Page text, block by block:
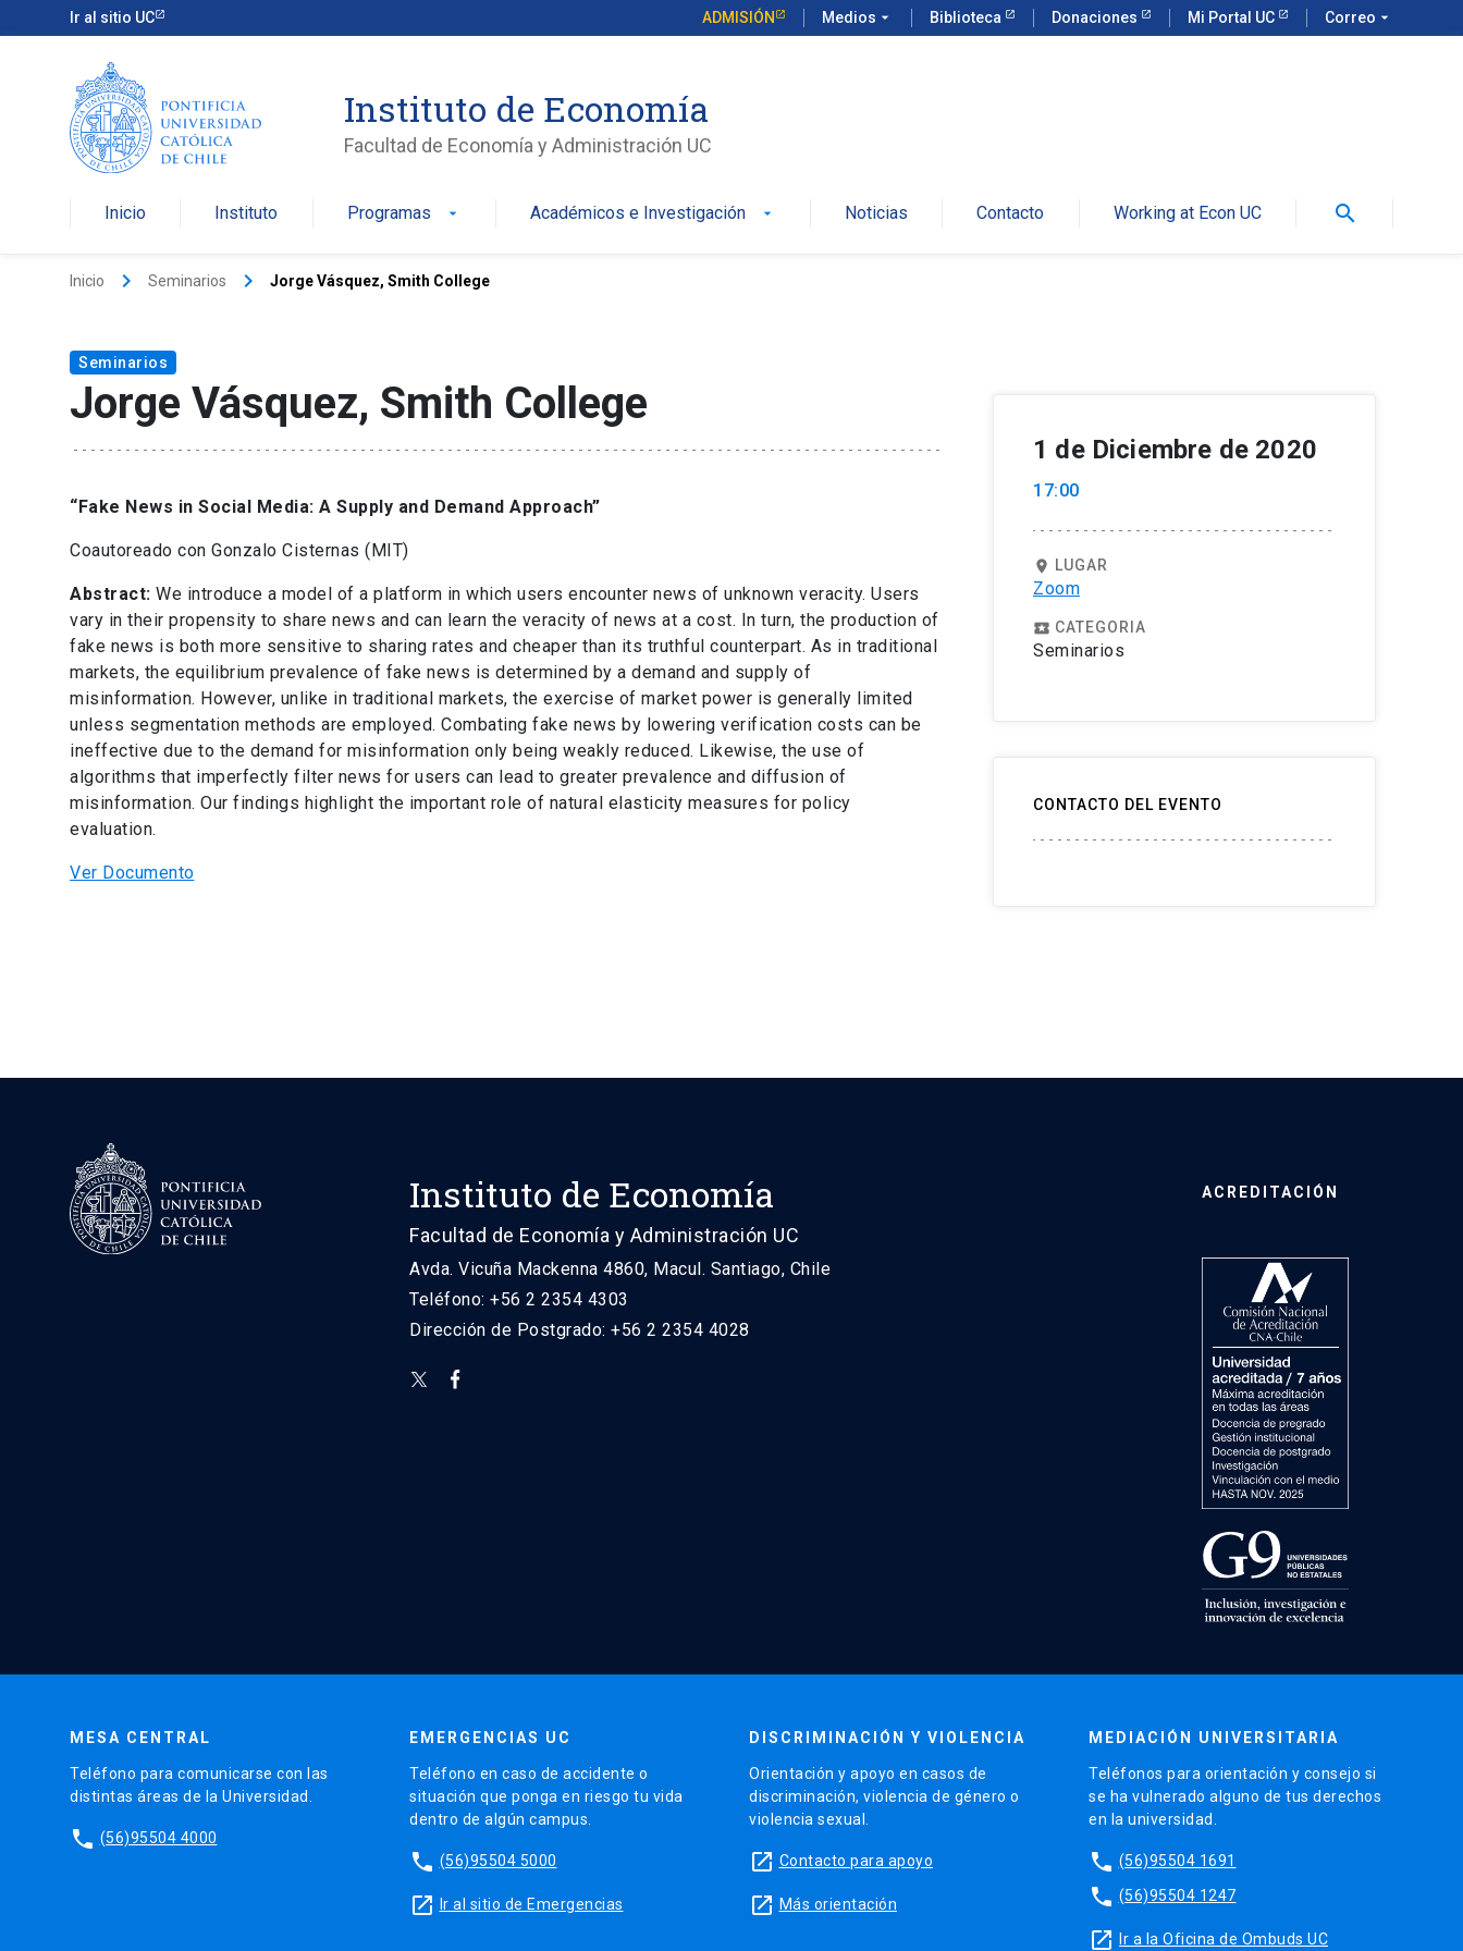
Ir al sitio UC ADMISIÓN Medios arrow_drop_down Biblioteca Donaciones Mi Portal UC Correo arrow_drop_down
Instituto de Economía
Facultad de Economía y Administración UC
Inicio Instituto Programas arrow_drop_down Académicos e Investigación arrow_drop_down Noticias Contacto Working at Econ UC search
Inicio keyboard_arrow_right Seminarios keyboard_arrow_right Jorge Vásquez, Smith College
Seminarios
Jorge Vásquez, Smith College
“Fake News in Social Media: A Supply and Demand Approach”
Coautoreado con Gonzalo Cisternas (MIT)
Abstract: We introduce a model of a platform in which users encounter news of unknown veracity. Users
vary in their propensity to share news and can learn the veracity of news at a cost. In turn, the production of
fake news is both more sensitive to sharing rates and cheaper than its truthful counterpart. As in traditional
markets, the equilibrium prevalence of fake news is determined by a demand and supply of
misinformation. However, unlike in traditional markets, the exercise of market power is generally limited
unless segmentation methods are employed. Combating fake news by lowering verification costs can be
ineffective due to the demand for misinformation only being weakly reduced. Likewise, the use of
algorithms that imperfectly filter news for users can lead to greater prevalence and diffusion of
misinformation. Our findings highlight the important role of natural elasticity measures for policy
evaluation.
Ver Documento
1 de Diciembre de 2020
17:00
location_on LUGAR
Zoom
local_play CATEGORIA
Seminarios
CONTACTO DEL EVENTO
Instituto de Economía
Facultad de Economía y Administración UC
Avda. Vicuña Mackenna 4860, Macul. Santiago, Chile
Teléfono: +56 2 2354 4303
Dirección de Postgrado: +56 2 2354 4028
ACREDITACIÓN
MESA CENTRAL
Teléfono para comunicarse con las
distintas áreas de la Universidad.
phone (56)95504 4000
EMERGENCIAS UC
Teléfono en caso de accidente o
situación que ponga en riesgo tu vida
dentro de algún campus.
phone (56)95504 5000
launch Ir al sitio de Emergencias
DISCRIMINACIÓN Y VIOLENCIA
Orientación y apoyo en casos de
discriminación, violencia de género o
violencia sexual.
launch Contacto para apoyo
launch Más orientación
MEDIACIÓN UNIVERSITARIA
Teléfonos para orientación y consejo si
se ha vulnerado alguno de tus derechos
en la universidad.
phone (56)95504 1691
phone (56)95504 1247
launch Ir a la Oficina de Ombuds UC